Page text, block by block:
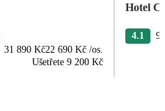
31 890 Kč22 690 Kč /os.
Ušetřete 9 200 Kč
Hotel
4.1